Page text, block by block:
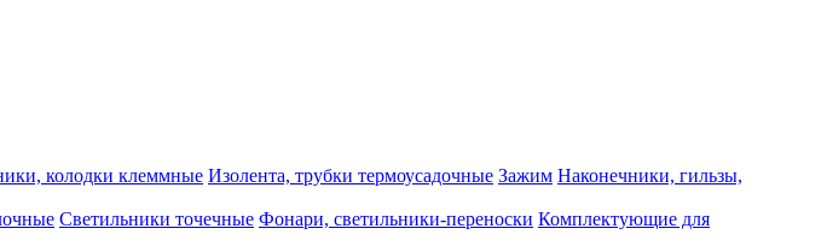
колодки клеммные Изолента, трубки термоусадочные Зажим Наконечники, гильзы,
Светильники точечные Фонари, светильники-переноски Комплектующие для